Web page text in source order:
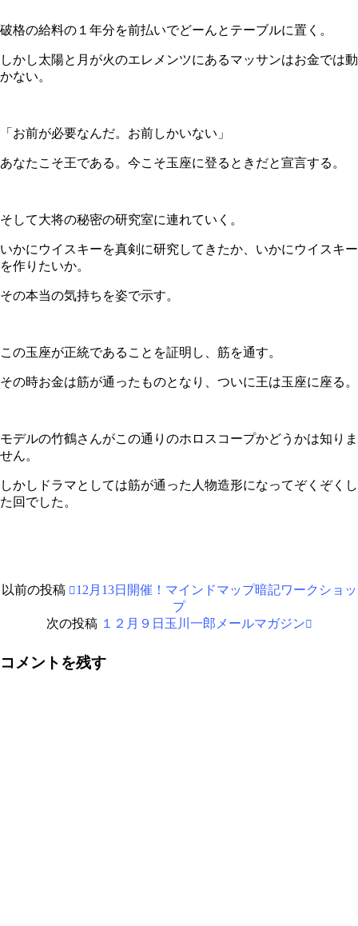
破格の給料の１年分を前払いでどーんとテーブルに置く。
しかし太陽と月が火のエレメンツにあるマッサンはお金では動
かない。
「お前が必要なんだ。お前しかいない」
あなたこそ王である。今こそ玉座に登るときだと宣言する。
そして大将の秘密の研究室に連れていく。
いかにウイスキーを真剣に研究してきたか、いかにウイスキー
を作りたいか。
その本当の気持ちを姿で示す。
この玉座が正統であることを証明し、筋を通す。
その時お金は筋が通ったものとなり、ついに王は玉座に座る。
モデルの竹鶴さんがこの通りのホロスコープかどうかは知りま
せん。
しかしドラマとしては筋が通った人物造形になってぞくぞくし
た回でした。
以前の投稿
12月13日開催！マインドマップ暗記ワークショッ
プ
次の投稿 １２月９日玉川一郎メールマガジン
コメントを残す